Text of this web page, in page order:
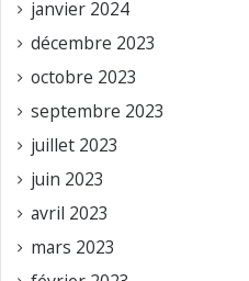
janvier 2024
décembre 2023
octobre 2023
septembre 2023
juillet 2023
juin 2023
avril 2023
mars 2023